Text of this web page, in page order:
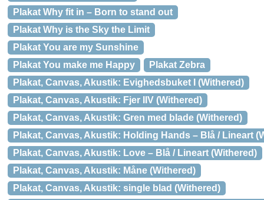
Plakat Why fit in – Born to stand out
Plakat Why is the Sky the Limit
Plakat You are my Sunshine
Plakat You make me Happy
Plakat Zebra
Plakat, Canvas, Akustik: Evighedsbuket I (Withered)
Plakat, Canvas, Akustik: Fjer IIV (Withered)
Plakat, Canvas, Akustik: Gren med blade (Withered)
Plakat, Canvas, Akustik: Holding Hands – Blå / Lineart
Plakat, Canvas, Akustik: Love – Blå / Lineart (Withered)
Plakat, Canvas, Akustik: Måne (Withered)
Plakat, Canvas, Akustik: single blad (Withered)